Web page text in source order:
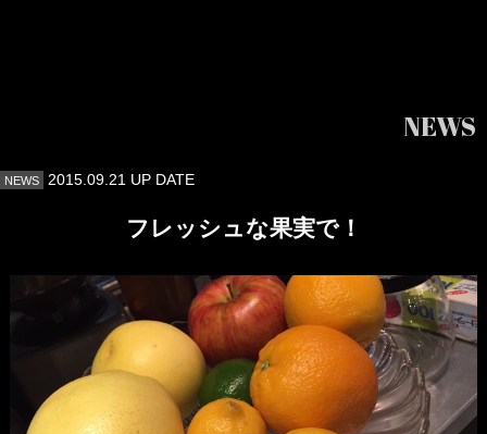
NEWS
NEWS 2015.09.21 UP DATE
フレッシュな果実で！